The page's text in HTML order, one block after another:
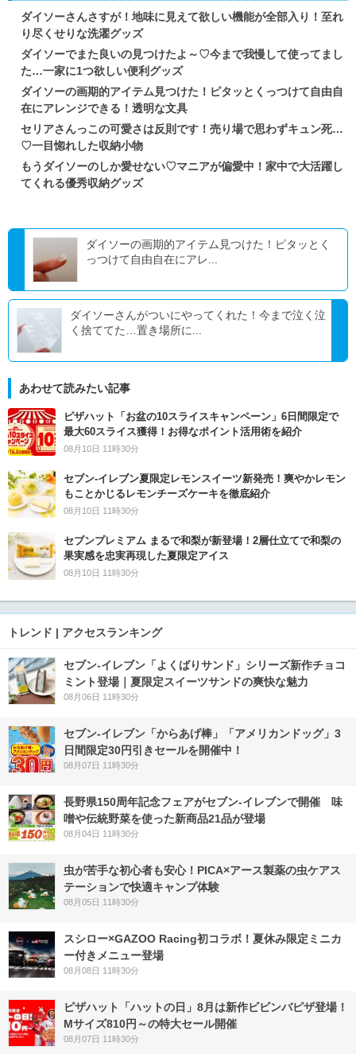
ダイソーさんさすが！地味に見えて欲しい機能が全部入り！至れ
り尽くせりな洗濯グッズ
ダイソーでまた良いの見つけたよ～♡今まで我慢して使ってまし
た…一家に1つ欲しい便利グッズ
ダイソーの画期的アイテム見つけた！ピタッとくっつけて自由自
在にアレンジできる！透明な文具
セリアさんっこの可愛さは反則です！売り場で思わずキュン死…
♡一目惚れした収納小物
もうダイソーのしか愛せない♡マニアが偏愛中！家中で大活躍し
てくれる優秀収納グッズ
ダイソーの画期的アイテム見つけた！ピタッとく
っつけて自由自在にアレ...
ダイソーさんがついにやってくれた！今まで泣く泣
く捨ててた…置き場所に...
あわせて読みたい記事
ピザハット「お盆の10スライスキャンペーン」6日間限定で
最大60スライス獲得！お得なポイント活用術を紹介
08月10日 11時30分
セブン‐イレブン夏限定レモンスイーツ新発売！爽やかレモン
もことかじるレモンチーズケーキを徹底紹介
08月10日 11時30分
セブンプレミアム まるで和梨が新登場！2層仕立てで和梨の
果実感を忠実再現した夏限定アイス
08月10日 11時30分
トレンド | アクセスランキング
セブン‐イレブン「よくばりサンド」シリーズ新作チョコ
ミント登場｜夏限定スイーツサンドの爽快な魅力
08月06日 11時30分
セブン‐イレブン「からあげ棒」「アメリカンドッグ」3
日間限定30円引きセールを開催中！
08月07日 11時30分
長野県150周年記念フェアがセブン-イレブンで開催 味
噌や伝統野菜を使った新商品21品が登場
08月04日 11時30分
虫が苦手な初心者も安心！PICA×アース製薬の虫ケアス
テーションで快適キャンプ体験
08月05日 11時30分
スシロー×GAZOO Racing初コラボ！夏休み限定ミニカ
ー付きメニュー登場
08月08日 11時30分
ピザハット「ハットの日」8月は新作ビビンバピザ登場！
Mサイズ810円～の特大セール開催
08月07日 11時30分